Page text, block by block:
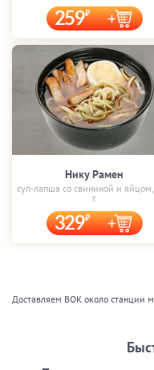
259
Нику Рамен
суп-лапша со свининой и
г.
329
Доставляем ВОК около станции